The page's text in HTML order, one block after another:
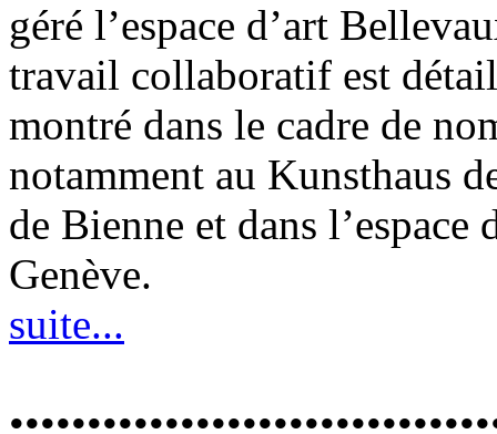
géré l’espace d’art
travail collaboratif est
montré dans le cadre de
notamment au Kunsthaus
de Bienne et dans
Genève.
suite...